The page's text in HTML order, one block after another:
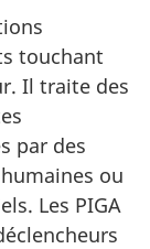
touchant
Il traite des
par des
ou
Les PIGA